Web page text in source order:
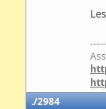
2984